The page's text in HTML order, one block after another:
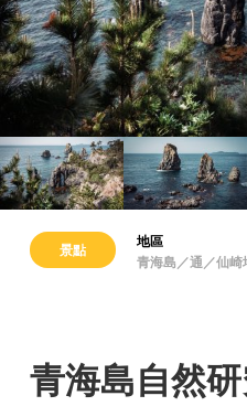
景點
地區
青海島／通／仙崎
青海島自然